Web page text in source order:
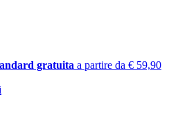
gratuita a partire da € 59,90